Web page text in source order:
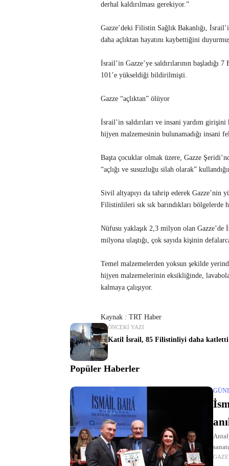
derhal kaldırılması gerekiyor.”
Gazze’deki Filistin Sağlık Bakanlığı,
daha açlıktan hayatını kaybettiğini
İsrail’in Gazze’ye saldırılarının başladığı
101’e yükseldiği bildirilmişti.
Gazze “açlıktan” ölüyor
İsrail’in saldırıları ve insani yardım girişini
hijyen malzemesinin bulunamadığı insani
Başta çocuklar olmak üzere, Gazze
“açlığı ve susuzluğu silah olarak”
Sivil altyapıyı da tahrip ederek Gazze’nin
Filistinlileri sık sık barındıkları bölgelerde
Nüfusu yaklaşık 2,3 milyon olan Gazze’de
milyona ulaştığı, çok sayıda kişinin
Temel malzemelerden yoksun şekilde
hijyen malzemelerinin eksikliğinde,
kalmaya çalışıyor.​​​​​​​
Kaynak : TRT Haber
ÖNCEKI YAZI
Katil İsrail, 85 Filistinliyi daha katletti
Popüler Haberler